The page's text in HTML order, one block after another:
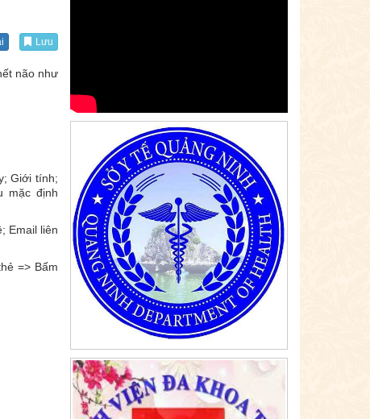
Lưu
não như
Giới tính;
mặc định
Email liên
=> Bấm